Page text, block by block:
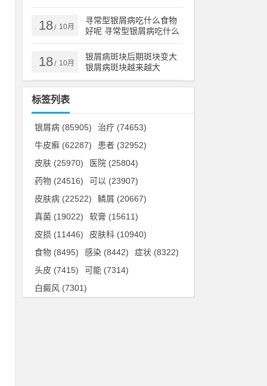
榜
18/ 10月
寻常型银屑病吃什么食物
好呢 寻常型银屑病吃什么
药效果好
18/ 10月
银屑病斑块后期斑块变大
银屑病斑块越来越大
标签列表
银屑病 (85905) 治疗 (74653)
牛皮癣 (62287) 患者 (32952)
皮肤 (25970) 医院 (25804)
药物 (24516) 可以 (23907)
皮肤病 (22522) 鳞屑 (20667)
真菌 (19022) 软膏 (15611)
皮损 (11446) 皮肤科 (10940)
食物 (8495) 感染 (8442) 症状 (8322)
头皮 (7415) 可能 (7314)
白癜风 (7301)